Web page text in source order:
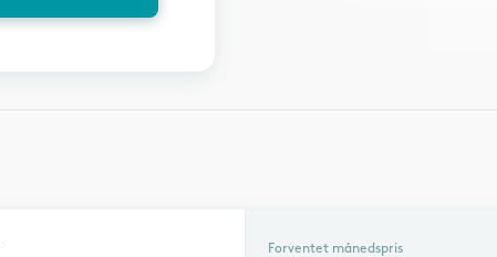
Forventet månedspris